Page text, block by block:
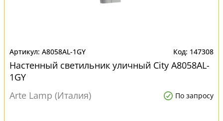
A8058AL-1GY 147308
Настенный светильник уличный City A8058AL-
1GY
Arte Lamp (Италия)
По запросу